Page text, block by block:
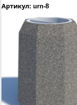
Артикул: urn-8